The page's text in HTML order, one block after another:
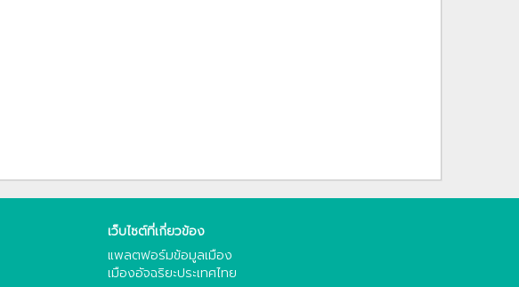
เว็บไซต์ที่เกี่ยวข้อง
แพลตฟอร์มข้อมูลเมือง
เมืองอัจฉริยะประเทศไทย